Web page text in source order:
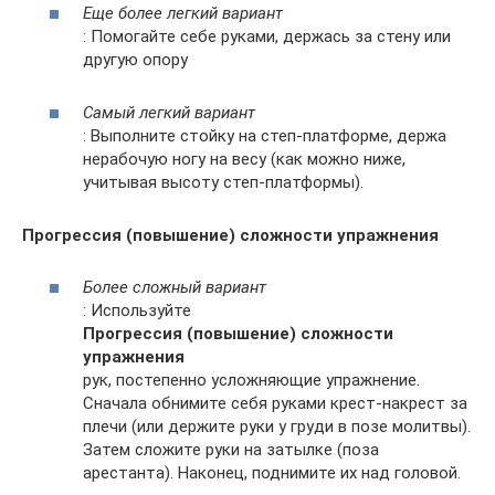
Еще более легкий вариант
: Помогайте себе руками, держась за стену или
другую опору
Самый легкий вариант
: Выполните стойку на степ-платформе, держа
нерабочую ногу на весу (как можно ниже,
учитывая высоту степ-платформы).
Прогрессия (повышение) сложности упражнения
Более сложный вариант
: Используйте
Прогрессия (повышение) сложности
упражнения
рук, постепенно усложняющие упражнение.
Сначала обнимите себя руками крест-накрест за
плечи (или держите руки у груди в позе молитвы).
Затем сложите руки на затылке (поза
арестанта). Наконец, поднимите их над головой.